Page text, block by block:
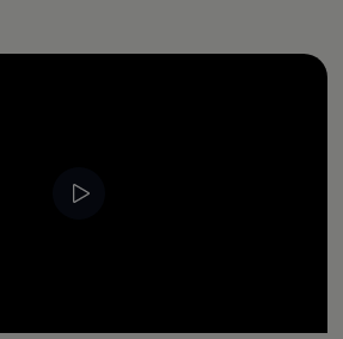
De grands écrans, des touches
haut de gamme créent un